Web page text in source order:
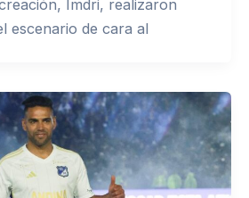
Imdri, realizaron
escenario de cara al